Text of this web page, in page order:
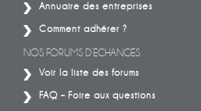
Annuaire des entreprises
Comment adhérer ?
NOS FORUMS D’ÉCHANGES
Voir la liste des forums
FAQ – Foire aux questions